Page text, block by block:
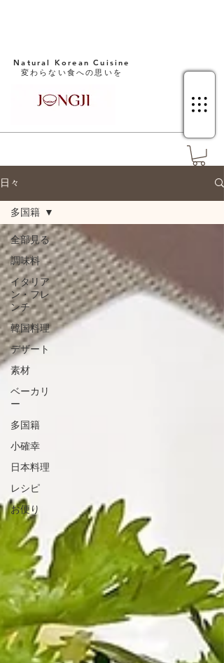
Natural Korean Cuisine​
変わらない食への思いを
日々
全部見る
調味料
イタリア
ン・フレ
ンチ
韓国料理
デザート
素材
ベーカリ
ー
多国籍
小確幸
日本料理
レシピ
お便り
多国籍